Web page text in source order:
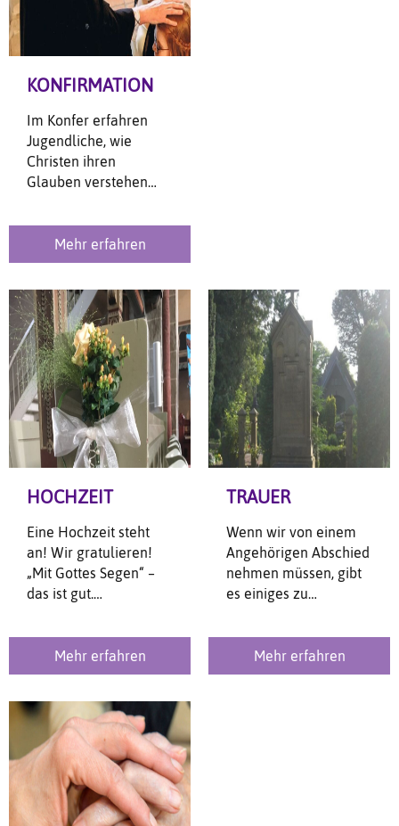
KONFIRMATION
Im Konfer erfahren
Jugendliche, wie
Christen ihren
Glauben verstehen
Schritte im Glauben an
Jesus machen kann.
Sei dabei!
Mehr erfahren
HOCHZEIT
Eine Hochzeit steht
an! Wir gratulieren!
„Mit Gottes Segen“ –
das ist gut.
St. Mauritius!
Mehr erfahren
TRAUER
Wenn wir von einem
Angehörigen Abschied
nehmen müssen, gibt
es einiges zu
Mehr erfahren